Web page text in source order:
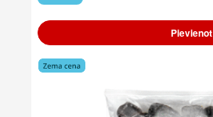
Pievienot